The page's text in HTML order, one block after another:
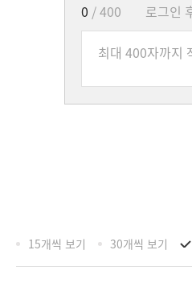
로그인
0 / 400
15개씩 보기 30개씩 보기